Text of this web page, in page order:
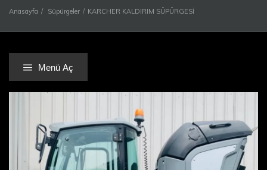
Anasayfa Süpürgeler KARCHER KALDIRIM SÜPÜRGESİ
Menü Aç